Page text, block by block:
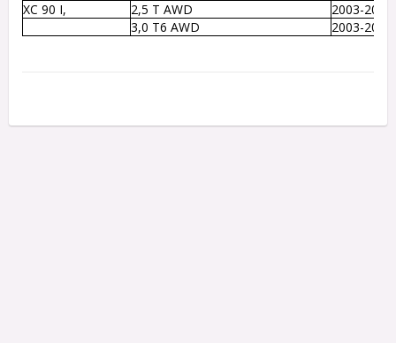
XC 90 I, 2,5 T AWD
2003-2011
3,0 T6 AWD
2003-2006